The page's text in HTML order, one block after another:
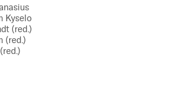
Kyselo
(red.)
(red.)
(red.)